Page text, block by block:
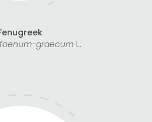
graecum L.